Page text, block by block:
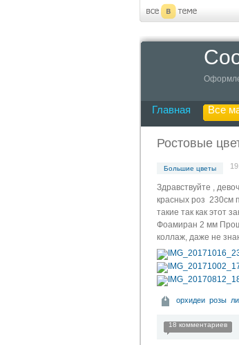
Главная Все
Ростовые
Большие цветы
Здравствуйте ,
красных роз 230см
такие так как этот
Фоамиран 2 мм
коллаж, даже не
орхидеи розы
18 комментариев